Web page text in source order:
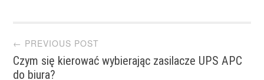
Post
← PREVIOUS POST
Czym się kierować wybierając zasilacze UPS APC
do biura?